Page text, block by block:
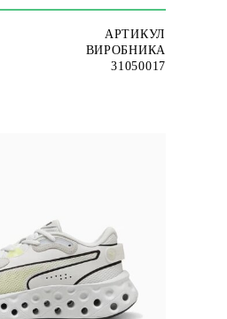
АРТИКУЛ
ВИРОБНИКА
31050017